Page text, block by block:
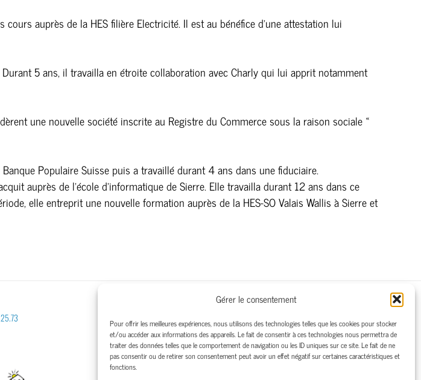
Gérer le consentement
Pour offrir les meilleures expériences, nous utilisons des technologies telles que les cookies pour stocker
et/ou accéder aux informations des appareils. Le fait de consentir à ces technologies nous permettra de
traiter des données telles que le comportement de navigation ou les ID uniques sur ce site. Le fait de ne
pas consentir ou de retirer son consentement peut avoir un effet négatif sur certaines caractéristiques et
fonctions.
auprès de la HES filière Electricité. Il est au bénéfice d’une attestation lui
5 ans, il travailla en étroite collaboration avec Charly qui lui apprit notamment
une nouvelle société inscrite au Registre du Commerce sous la raison sociale «
Populaire Suisse puis a travaillé durant 4 ans dans une fiduciaire.
auprès de l’école d’informatique de Sierre. Elle travailla durant 12 ans dans ce
elle entreprit une nouvelle formation auprès de la HES-SO Valais Wallis à Sierre et
Portable Sandrine :+41(0)79/242.65.92